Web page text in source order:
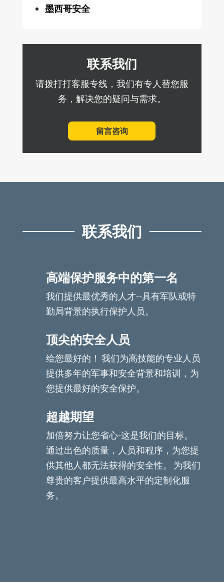
墨西哥安全
联系我们
请拨打打客服专线，我们有专人替您服
务，解决您的疑问与需求。
留言咨询
联系我们
高端保护服务中的第一名
我们提供最优秀的人才--具有军队或特
勤局背景的执行保护人员。
顶尖的安全人员
给您最好的！ 我们为高技能的专业人员
提供多年的军事和安全背景和培训，为
您提供最好的安全保护。
超越期望
加倍努力让您省心-这是我们的目标。
通过出色的质量，人员和程序，为您提
供其他人都无法获得的安全性。 为我们
尊贵的客户提供最高水平的定制化服
务。